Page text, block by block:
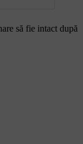
să fie intact după